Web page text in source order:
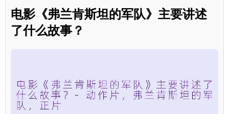
电影《弗兰肯斯坦的军队》主要讲述
了什么故事？